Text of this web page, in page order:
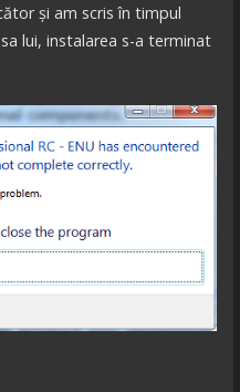
și am scris în timpul
lui, instalarea s-a terminat